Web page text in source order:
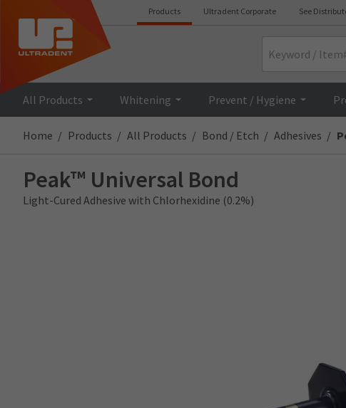
Products Ultradent Corporate See
All Products Whitening Prevent / Hygiene
Home Products All Products Bond / Etch Adhesives
Peak™ Universal Bond
Light-Cured Adhesive with Chlorhexidine (0.2%)